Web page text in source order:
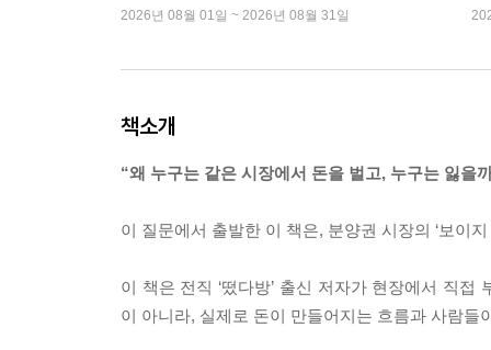
2026년 08월 01일 ~ 2026년 08월 31일
책소개
“왜 누구는 같은 시장에서 돈을 벌고, 누구는 잃을
이 질문에서 출발한 이 책은, 분양권 시장의 ‘보이
이 책은 전직 ‘떴다방’ 출신 저자가 현장에서 직
이 아니라, 실제로 돈이 만들어지는 흐름과 사람